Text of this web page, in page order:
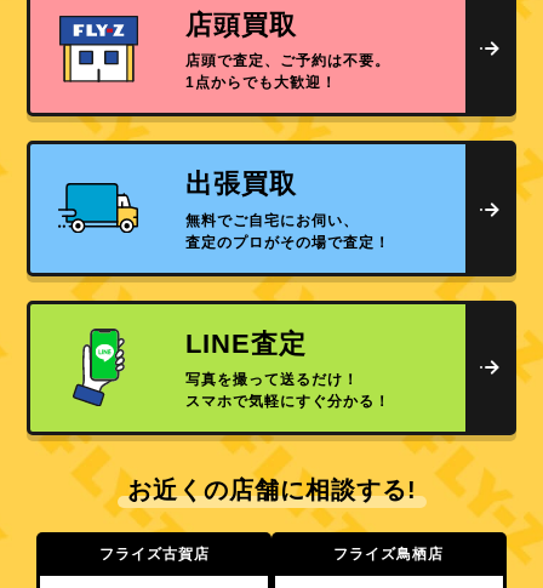
店頭買取
店頭で査定、ご予約は不要。
1点からでも大歓迎！
出張買取
無料でご自宅にお伺い、
査定のプロがその場で査定！
LINE査定
写真を撮って送るだけ！
スマホで気軽にすぐ分かる！
お近くの店舗に相談する!
フライズ古賀店 フライズ鳥栖店